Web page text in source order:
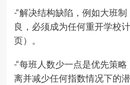
-“解决结构缺陷，例如大班
良，必须成为任何重开学校
页）。
-“每班人数少一点是优先策
离并减少任何指数情况下的